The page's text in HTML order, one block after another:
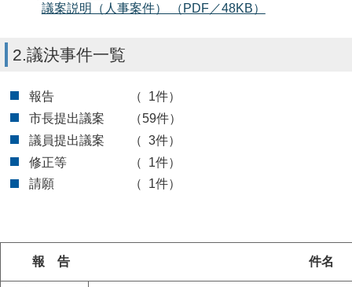
議案説明（人事案件） （PDF／48KB）
2.議決事件一覧
報告 （ 1件）
市長提出議案 （59件）
議員提出議案 （ 3件）
修正等 （ 1件）
請願 （ 1件）
報 告 件名